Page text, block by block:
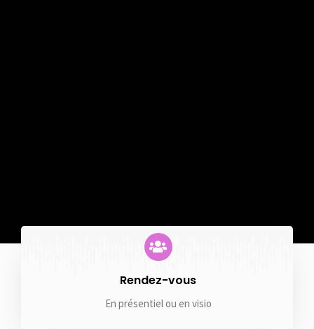
Rendez-vous
En présentiel ou en visio